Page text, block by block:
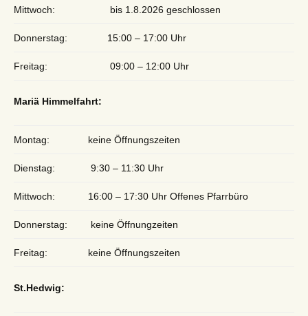
Mittwoch: bis 1.8.2026 geschlossen
Donnerstag: 15:00 – 17:00 Uhr
Freitag: 09:00 – 12:00 Uhr
Mariä Himmelfahrt:
Montag: keine Öffnungszeiten
Dienstag: 9:30 – 11:30 Uhr
Mittwoch: 16:00 – 17:30 Uhr Offenes Pfarrbüro
Donnerstag: keine Öffnungzeiten
Freitag: keine Öffnungszeiten
St.Hedwig: